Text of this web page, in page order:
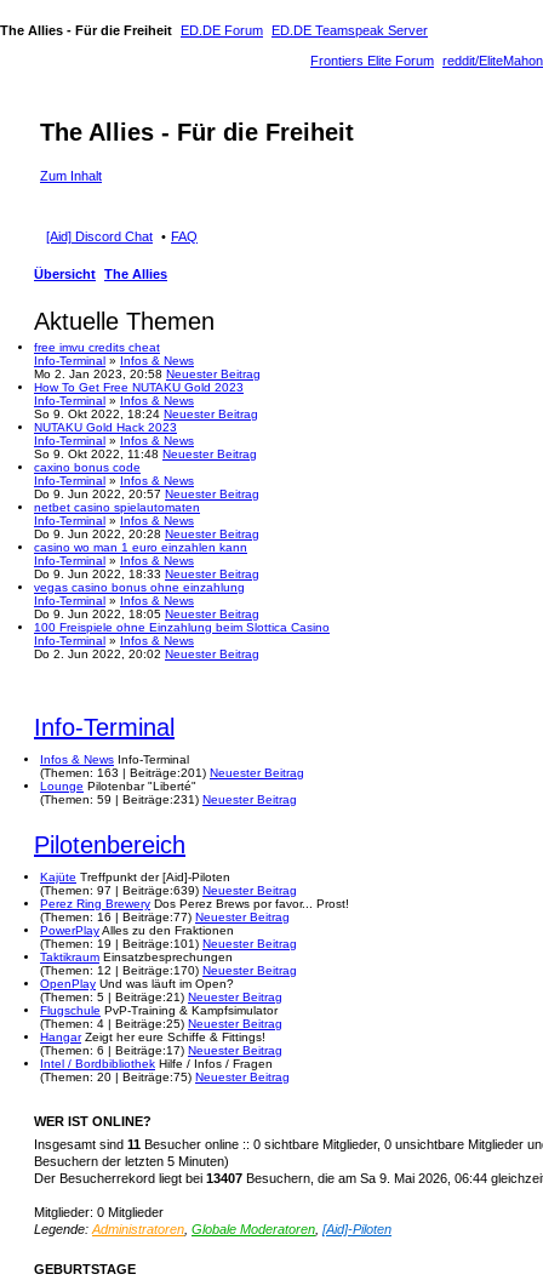
The Allies - Für die Freiheit ED.DE Forum ED.DE Teamspeak Server
reddit/EliteMahon
Frontiers Elite Forum
The Allies - Für die Freiheit
Zum Inhalt
[Aid] Discord Chat FAQ
Übersicht The Allies
Aktuelle Themen
free imvu credits cheat
Info-Terminal » Infos & News
Mo 2. Jan 2023, 20:58 Neuester Beitrag
How To Get Free NUTAKU Gold 2023
Info-Terminal » Infos & News
So 9. Okt 2022, 18:24 Neuester Beitrag
NUTAKU Gold Hack 2023
Info-Terminal » Infos & News
So 9. Okt 2022, 11:48 Neuester Beitrag
caxino bonus code
Info-Terminal » Infos & News
Do 9. Jun 2022, 20:57 Neuester Beitrag
netbet casino spielautomaten
Info-Terminal » Infos & News
Do 9. Jun 2022, 20:28 Neuester Beitrag
casino wo man 1 euro einzahlen kann
Info-Terminal » Infos & News
Do 9. Jun 2022, 18:33 Neuester Beitrag
vegas casino bonus ohne einzahlung
Info-Terminal » Infos & News
Do 9. Jun 2022, 18:05 Neuester Beitrag
100 Freispiele ohne Einzahlung beim Slottica Casino
Info-Terminal » Infos & News
Do 2. Jun 2022, 20:02 Neuester Beitrag
Info-Terminal
Infos & News Info-Terminal
(Themen: 163 | Beiträge:201) Neuester Beitrag
Lounge Pilotenbar "Liberté"
(Themen: 59 | Beiträge:231) Neuester Beitrag
Pilotenbereich
Kajüte Treffpunkt der [Aid]-Piloten
(Themen: 97 | Beiträge:639) Neuester Beitrag
Perez Ring Brewery Dos Perez Brews por favor... Prost!
(Themen: 16 | Beiträge:77) Neuester Beitrag
PowerPlayAlles zu den Fraktionen
(Themen: 19 | Beiträge:101) Neuester Beitrag
Taktikraum Einsatzbesprechungen
(Themen: 12 | Beiträge:170) Neuester Beitrag
OpenPlay Und was läuft im Open?
(Themen: 5 | Beiträge:21) Neuester Beitrag
Flugschule PvP-Training & Kampfsimulator
(Themen: 4 | Beiträge:25) Neuester Beitrag
Hangar Zeigt her eure Schiffe & Fittings!
(Themen: 6 | Beiträge:17) Neuester Beitrag
Intel / Bordbibliothek Hilfe / Infos / Fragen
(Themen: 20 | Beiträge:75) Neuester Beitrag
WER IST ONLINE?
Insgesamt sind 11 Besucher online :: 0 sichtbare Mitglieder, 0 unsichtbare Mitglieder
Besuchern der letzten 5 Minuten)
Der Besucherrekord liegt bei 13407 Besuchern, die am Sa 9. Mai 2026, 06:44
Mitglieder: 0 Mitglieder
Legende: Administratoren Globale Moderatoren [Aid]-Piloten
GEBURTSTAGE